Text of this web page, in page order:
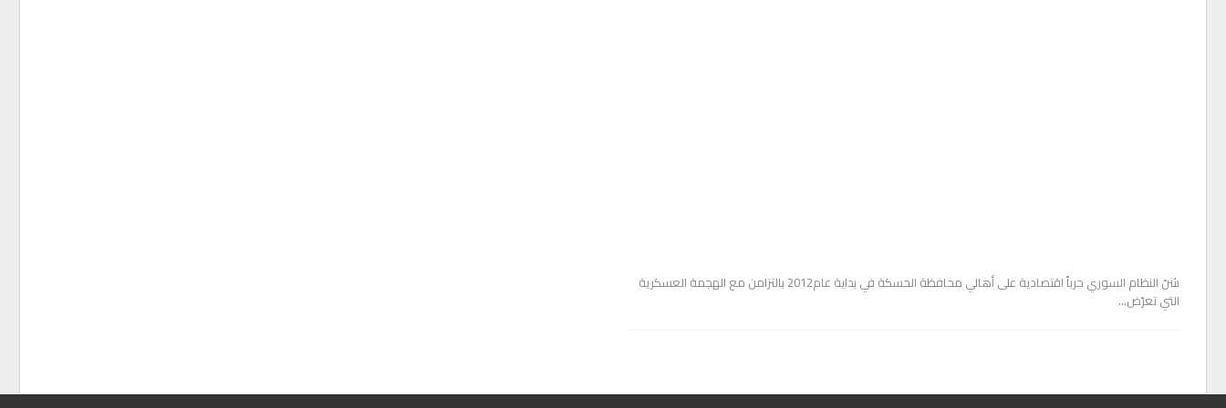
شنّ النظام السوري حرباً اقتصادية على أهالي محافظة الحسكة في بداية عام2012 بالتزامن مع الهجمة العسكرية
التي تعرّض…